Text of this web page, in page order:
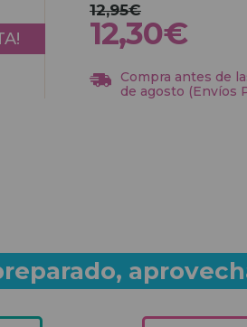
12,95€
12,30€
Compra antes de
de agosto (Envíos